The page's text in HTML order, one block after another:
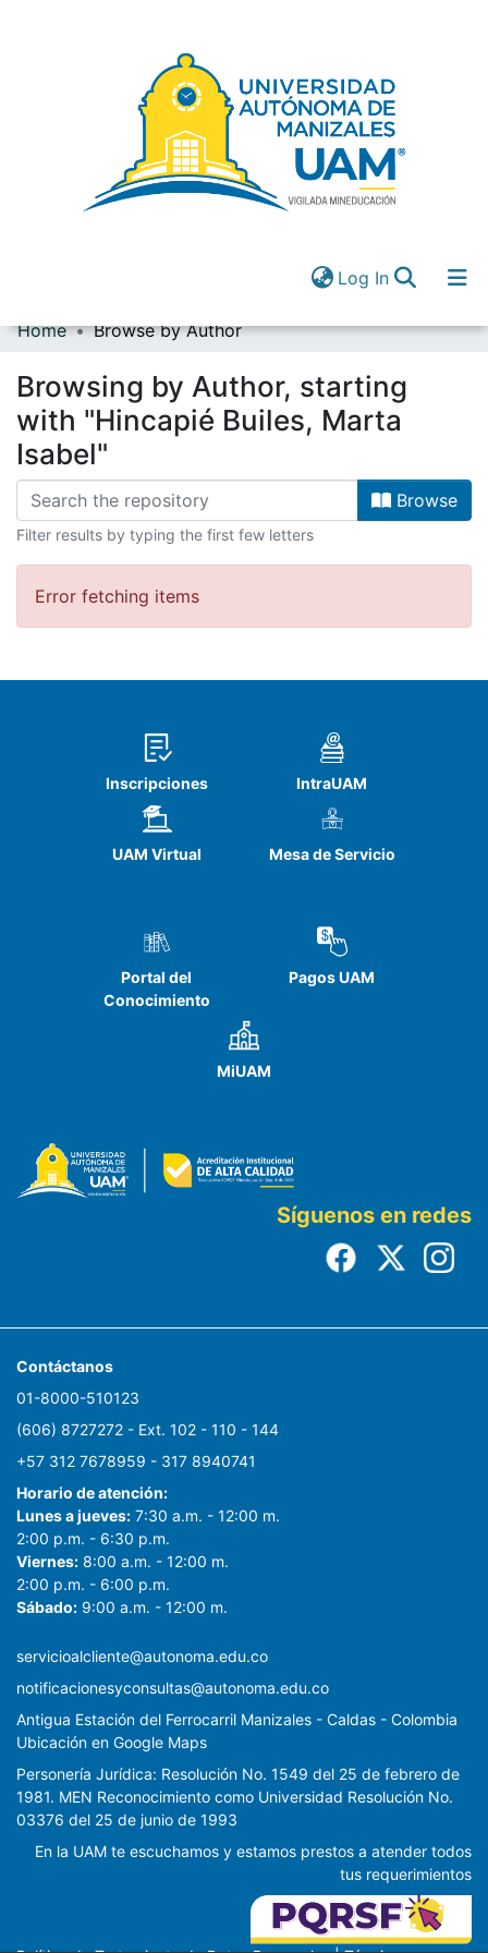
Log In(current)
Communities & Collections
Log In(current)
Home Browse by Author
Browsing by Author, starting
with "Hincapié Builes, Marta
Isabel"
Browse
Filter results by typing the first few letters
Error fetching items
Inscripciones IntraUAM
UAM Virtual Mesa de Servicio
Portal del
Conocimiento
Pagos UAM
MiUAM
Síguenos en redes
Contáctanos
01-8000-510123
(606) 8727272 - Ext. 102 - 110 - 144
+57 312 7678959 - 317 8940741
Horario de atención:
Lunes a jueves: 7:30 a.m. - 12:00 m.
2:00 p.m. - 6:30 p.m.
Viernes: 8:00 a.m. - 12:00 m.
2:00 p.m. - 6:00 p.m.
Sábado: 9:00 a.m. - 12:00 m.
servicioalcliente@autonoma.edu.co
notificacionesyconsultas@autonoma.edu.co
Antigua Estación del Ferrocarril Manizales - Caldas - Colombia
Ubicación en Google Maps
Personería Jurídica: Resolución No. 1549 del 25 de febrero de
1981. MEN Reconocimiento como Universidad Resolución No.
03376 del 25 de junio de 1993
En la UAM te escuchamos y estamos prestos a atender todos
tus requerimientos